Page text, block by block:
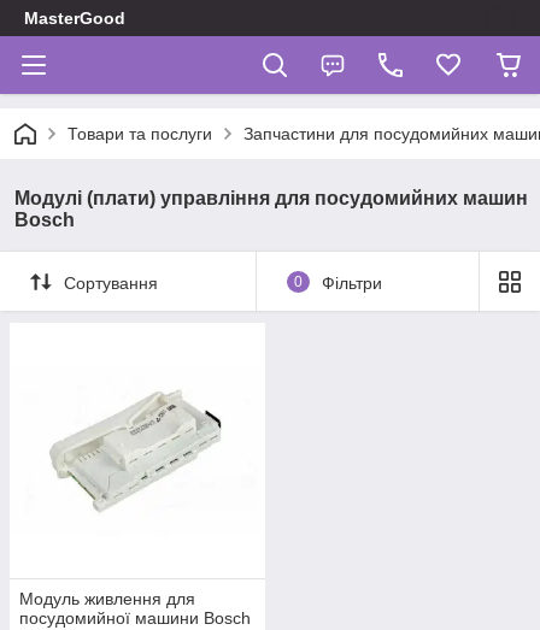
MasterGood
Товари та послуги Запчастини для посудомийних
Модулі (плати) управління для посудомийних машин
Bosch
Сортування 0 Фільтри
Модуль живлення для
посудомийної машини Bosch